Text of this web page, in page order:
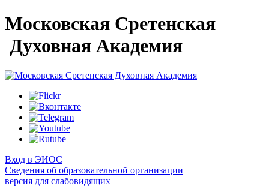
Московская Сретенская
Духовная Академия
Вход в ЭИОС
Сведения об образовательной организации
версия для слабовидящих